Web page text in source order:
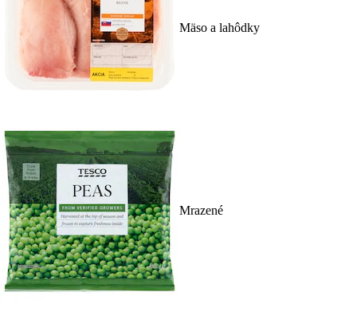
Mäso a lahôdky
Mrazené